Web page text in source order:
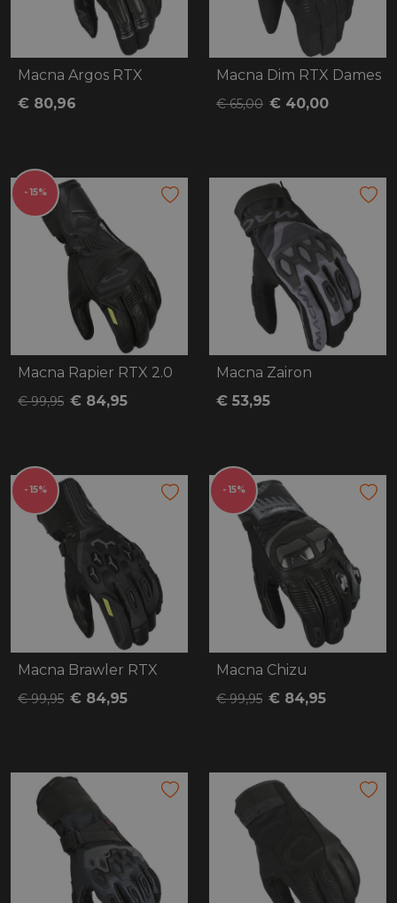
Macna Argos RTX
€ 80,96
Macna Dim RTX Dames
€ 65,00 € 40,00
- 15%
Macna Rapier RTX 2.0
€ 99,95 € 84,95
Macna Zairon
€ 53,95
- 15%
Macna Brawler RTX
€ 99,95 € 84,95
- 15%
Macna Chizu
€ 99,95 € 84,95